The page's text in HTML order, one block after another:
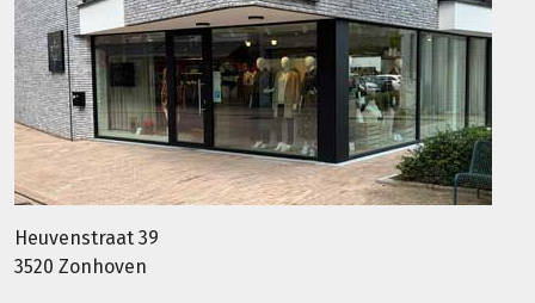
Heuvenstraat 39
3520 Zonhoven